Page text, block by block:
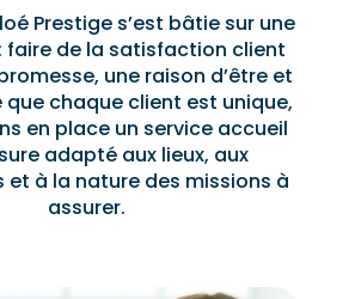
Prestige s’est bâtie sur une
faire de la satisfaction client
une raison d’être et
que chaque client est unique,
en place un service accueil
adapté aux lieux, aux
et à la nature des missions à
assurer.